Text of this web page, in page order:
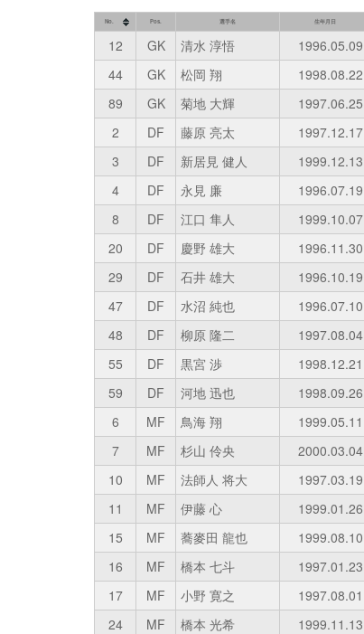
No. Pos. 選手名 生年月日
12 GK 清水 淳悟 1996.05.09
44
GK 松岡 翔 1998.08.22
89
GK 菊地 大輝 1997.06.25
2
DF 藤原 亮太 1997.12.17
3
DF 新居見 健人 1999.12.13
4
DF 永見 廉 1996.07.19
8
DF 江口 隼人 1999.10.07
20
DF 慶野 雄大 1996.11.30
29
DF 石井 雄大 1996.10.19
47
DF 水沼 純也 1996.07.10
48
DF 柳原 隆二 1997.08.04
55
DF 黒宮 渉 1998.12.21
59
DF 河地 迅也 1998.09.26
6
MF 鳥海 翔 1999.05.11
7
MF 杉山 伶央 2000.03.04
10
MF 法師人 将大 1997.03.19
11
MF 伊藤 心 1999.01.26
15
MF 蕎麥田 龍也 1999.08.10
16
MF 橋本 七斗 1997.01.23
17
MF 小野 寛之 1997.08.01
24
MF 橋本 光希 1999.11.13